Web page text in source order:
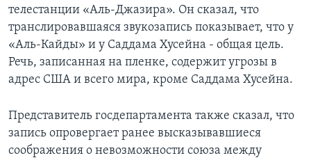
телестанции «Аль-Джазира». Он сказал, что
транслировавшаяся звукозапись показывает, что у
«Аль-Кайды» и у Саддама Хусейна - общая цель.
Речь, записанная на пленке, содержит угрозы в
адрес США и всего мира, кроме Саддама Хусейна.
Представитель госдепартамента также сказал, что
запись опровергает ранее высказывавшиеся
соображения о невозможности союза между